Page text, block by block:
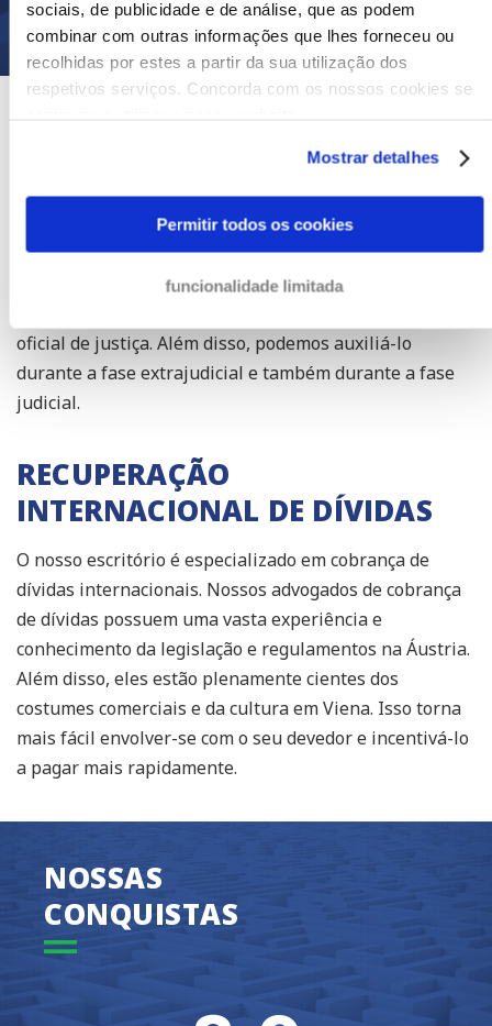
sociais, de publicidade e de análise, que as podem
combinar com outras informações que lhes forneceu ou
recolhidas por estes a partir da sua utilização dos
respetivos serviços. Concorda com os nossos cookies se
Mostrar detalhes
Permitir todos os cookies
funcionalidade limitada
Enviar uma cobrança
FORTE COM UM ADVOGADO DE
RECUPERAÇÃO DE DÍVIDAS
Advogados de recuperação de dívidas possuem mais
recursos para pressionar o seu devedor do que, por
oficial de justiça. Além disso, podemos auxiliá-lo
durante a fase extrajudicial e também durante a fase
judicial.
RECUPERAÇÃO
INTERNACIONAL DE DÍVIDAS
O nosso escritório é especializado em cobrança de
dívidas internacionais. Nossos advogados de cobrança
de dívidas possuem uma vasta experiência e
conhecimento da legislação e regulamentos na Áustria.
Além disso, eles estão plenamente cientes dos
costumes comerciais e da cultura em Viena. Isso torna
mais fácil envolver-se com o seu devedor e incentivá-lo
a pagar mais rapidamente.
NOSSAS
CONQUISTAS